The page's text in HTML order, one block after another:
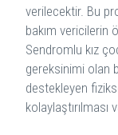
verilecektir. Bu
bakım vericilerin
Sendromlu kız
gereksinimi olan
destekleyen
kolaylaştırılması